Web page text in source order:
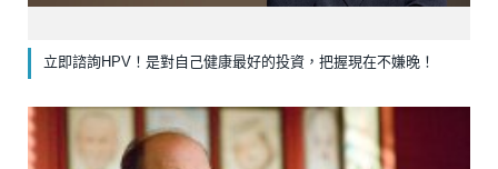
立即諮詢HPV！是對自己健康最好的投資，把握現在不嫌晚！